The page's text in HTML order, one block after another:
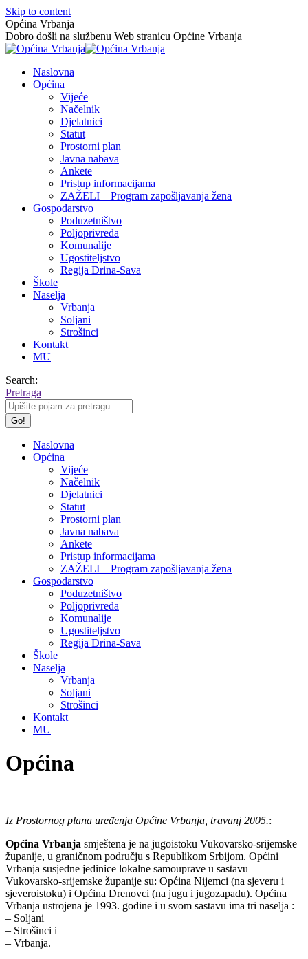
Skip to content
Općina Vrbanja
Dobro došli na službenu Web stranicu Općine Vrbanja
Naslovna
Općina
Vijeće
Načelnik
Djelatnici
Statut
Prostorni plan
Javna nabava
Ankete
Pristup informacijama
ZAŽELI – Program zapošljavanja žena
Gospodarstvo
Poduzetništvo
Poljoprivreda
Komunalije
Ugostiteljstvo
Regija Drina-Sava
Škole
Naselja
Vrbanja
Soljani
Strošinci
Kontakt
MU
Search:
Pretraga
Naslovna
Općina
Vijeće
Načelnik
Djelatnici
Statut
Prostorni plan
Javna nabava
Ankete
Pristup informacijama
ZAŽELI – Program zapošljavanja žena
Gospodarstvo
Poduzetništvo
Poljoprivreda
Komunalije
Ugostiteljstvo
Regija Drina-Sava
Škole
Naselja
Vrbanja
Soljani
Strošinci
Kontakt
MU
Općina
Iz Prostornog plana uređenja Općine Vrbanja, travanj 2005.:
Općina Vrbanja smještena je na jugoistoku Vukovarsko-srijemske
županije, u graničnom području s Republikom Srbijom. Općini
Vrbanja susjedne jedinice lokalne samouprave u sastavu
Vukovarsko-srijemske županije su: Općina Nijemci (na sjeveru i
sjeveroistoku) i Općina Drenovci (na jugu i jugozapadu). Općina
Vrbanja ustrojena je 1993. godine i u svom sastavu ima tri naselja :
– Soljani
– Strošinci i
– Vrbanja.